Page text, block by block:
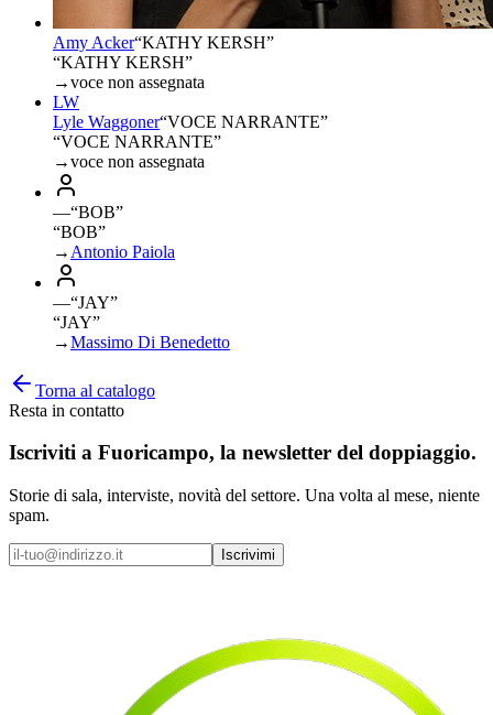
Amy Acker“KATHY KERSH”
“KATHY KERSH”
→voce non assegnata
LW
Lyle Waggoner“VOCE NARRANTE”
“VOCE NARRANTE”
→voce non assegnata
—“BOB”
“BOB”
→ Antonio Paiola
—“JAY”
“JAY”
→Massimo Di Benedetto
Torna al catalogo
Resta in contatto
Iscriviti a Fuoricampo, la newsletter del doppiaggio.
Storie di sala, interviste, novità del settore. Una volta al mese, niente
spam.
Iscrivimi